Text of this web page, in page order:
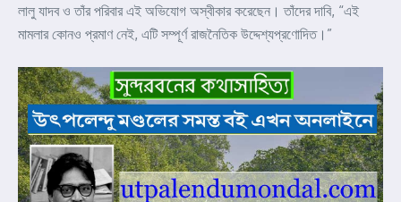
লালু যাদব ও তাঁর পরিবার এই অভিযোগ অস্বীকার করেছেন। তাঁদের দাবি, “এই
মামলার কোনও প্রমাণ নেই, এটি সম্পূর্ণ রাজনৈতিক উদ্দেশ্যপ্রণোদিত।”